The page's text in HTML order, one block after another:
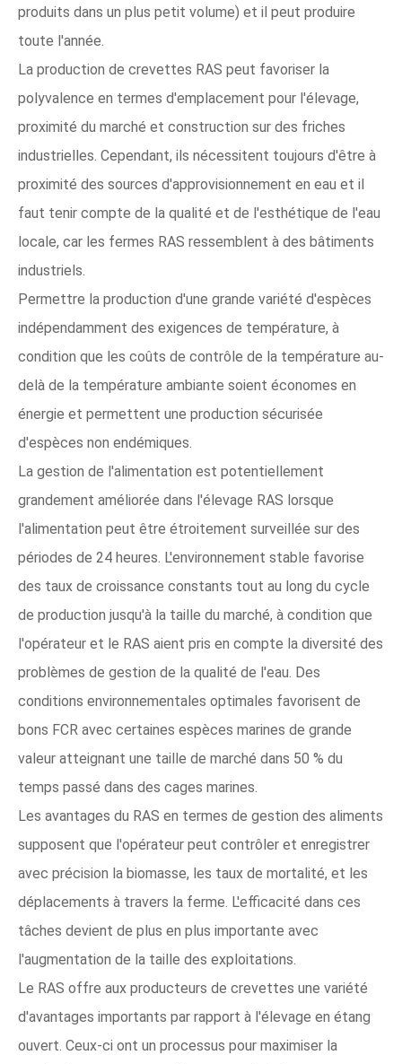
produits dans un plus petit volume) et il peut produire
toute l'année.
La production de crevettes RAS peut favoriser la
polyvalence en termes d'emplacement pour l'élevage,
proximité du marché et construction sur des friches
industrielles. Cependant, ils nécessitent toujours d'être à
proximité des sources d'approvisionnement en eau et il
faut tenir compte de la qualité et de l'esthétique de l'eau
locale, car les fermes RAS ressemblent à des bâtiments
industriels.
Permettre la production d'une grande variété d'espèces
indépendamment des exigences de température, à
condition que les coûts de contrôle de la température au-
delà de la température ambiante soient économes en
énergie et permettent une production sécurisée
d'espèces non endémiques.
La gestion de l'alimentation est potentiellement
grandement améliorée dans l'élevage RAS lorsque
l'alimentation peut être étroitement surveillée sur des
périodes de 24 heures. L'environnement stable favorise
des taux de croissance constants tout au long du cycle
de production jusqu'à la taille du marché, à condition que
l'opérateur et le RAS aient pris en compte la diversité des
problèmes de gestion de la qualité de l'eau. Des
conditions environnementales optimales favorisent de
bons FCR avec certaines espèces marines de grande
valeur atteignant une taille de marché dans 50 % du
temps passé dans des cages marines.
Les avantages du RAS en termes de gestion des aliments
supposent que l'opérateur peut contrôler et enregistrer
avec précision la biomasse, les taux de mortalité, et les
déplacements à travers la ferme. L'efficacité dans ces
tâches devient de plus en plus importante avec
l'augmentation de la taille des exploitations.
Le RAS offre aux producteurs de crevettes une variété
d'avantages importants par rapport à l'élevage en étang
ouvert. Ceux-ci ont un processus pour maximiser la